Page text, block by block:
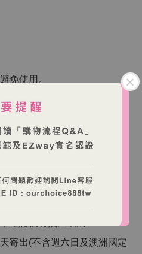
免使用。
健康問題，使用前請諮詢醫
處，遠離熱源和陽光直射。
】
寄出(不含週六日及澳洲國定